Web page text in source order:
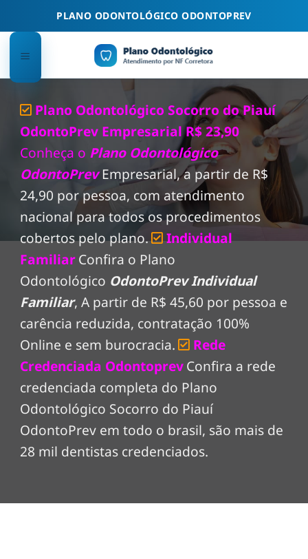
PLANO ODONTOLÓGICO ODONTOPREV
Plano Odontológico Socorro do Piauí
OdontoPrev Empresarial R$ 23,90
Conheça o Plano Odontológico
OdontoPrev Empresarial, a partir de R$
24,90 por pessoa, com atendimento
nacional para todos os procedimentos
cobertos pelo plano.
Individual
FamiliarConfira o Plano
Odontológico OdontoPrev Individual
Familiar, A partir de R$ 45,60 por pessoa e
carência reduzida, contratação 100%
Online e sem burocracia.
Rede
Credenciada OdontoprevConfira a rede
credenciada completa do Plano
Odontológico Socorro do Piauí
OdontoPrev em todo o brasil, são mais de
28 mil dentistas credenciados.